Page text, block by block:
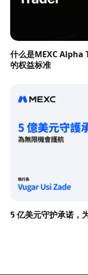
什么是MEXC
的权益标准
5 亿美元守护承诺，